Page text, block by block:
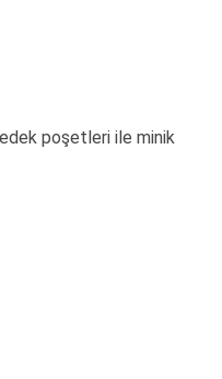
poşetleri ile minik